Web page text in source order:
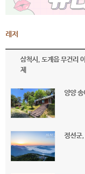
레저
삼척시, 도계읍 무건리
제
양양
정선군